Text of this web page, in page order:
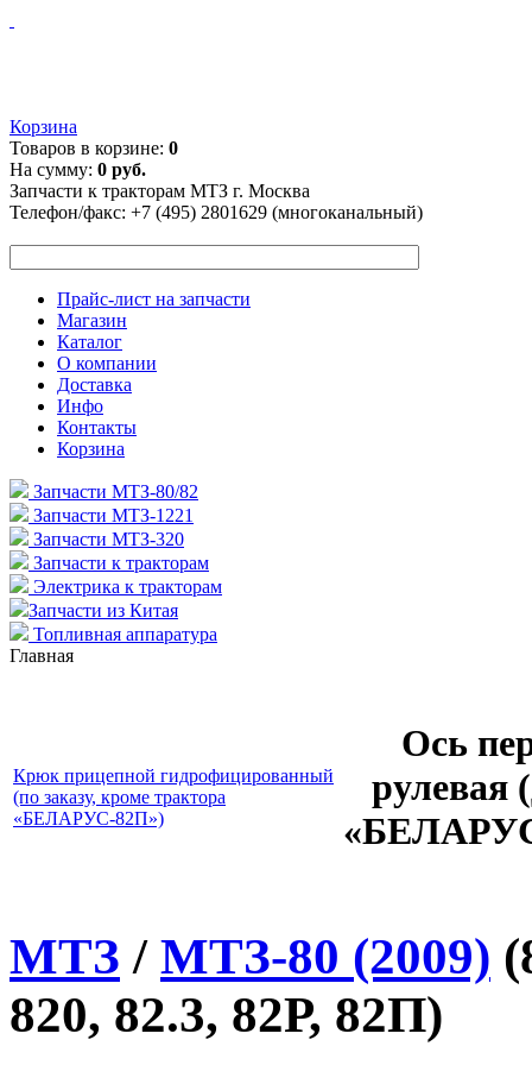
Корзина
Товаров в корзине: 0
На сумму: 0 руб.
Запчасти к тракторам МТЗ г. Москва
Телефон/факс: +7 (495) 2801629 (многоканальный)
Прайс-лист на запчасти
Магазин
Каталог
О компании
Доставка
Инфо
Контакты
Корзина
Запчасти МТЗ-80/82
Запчасти МТЗ-1221
Запчасти МТЗ-320
Запчасти к тракторам
Электрика к тракторам
Запчасти из Китая
Топливная аппаратура
Главная
Крюк прицепной гидрофицированный
(по заказу, кроме трактора
«БЕЛАРУС-82П»)
Ось
рулевая
МТЗ / МТЗ-80 (2009)
820, 82.3, 82Р, 82П)